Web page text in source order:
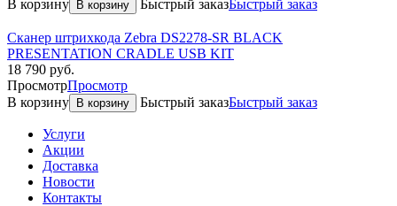
В корзину
В корзину Быстрый заказБыстрый заказ
Сканер штрихкода Zebra DS2278-SR BLACK
PRESENTATION CRADLE USB KIT
18 790 руб.
ПросмотрПросмотр
В корзину
В корзину Быстрый заказБыстрый заказ
Услуги
Акции
Доставка
Новости
Контакты